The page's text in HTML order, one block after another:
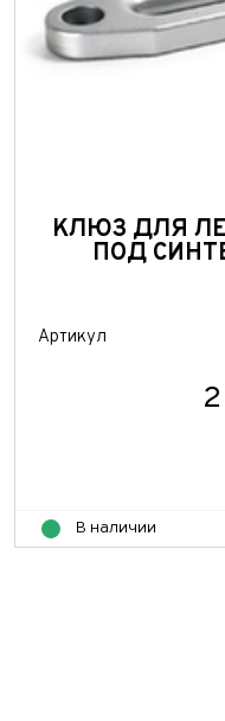
КЛЮЗ ДЛЯ
ПОД
Артикул
В наличии